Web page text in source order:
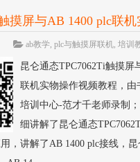
摸屏与AB 1400 plc联
研自动化培训中心制作
ab教学,plc与触摸屏联机,培训
昆仑通态TPC7062Ti触摸屏
联机实物操作视频教程，由
培训中心-范才千老师录制
细讲解了昆仑通态
，讲解了AB 1400 plc接线，